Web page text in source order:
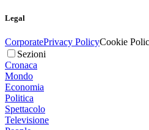
Legal
CorporatePrivacy PolicyCookie
Sezioni
Cronaca
Mondo
Economia
Politica
Spettacolo
Televisione